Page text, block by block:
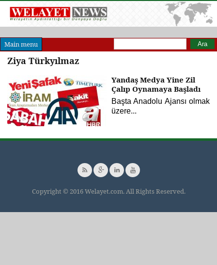
Main menu Arama formu
Ara
Ziya Türkyılmaz
Yandaş Medya Yine Zil
Çalıp Oynamaya Başladı
Başta Anadolu Ajansı olmak
üzere...
Copyright © 2016 Welayet.com. All Rights Reserved.